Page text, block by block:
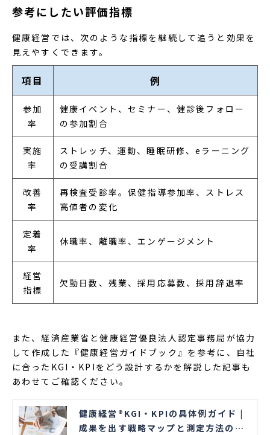
の担当者さまのなかには、「健康経営の
具体的なメリットは何か」「健康経営で
効果を得られた事例にはどのようなもの
があるか」と調べている方もいるのでは
ないでしょうか。この記事では、健康経
ついて紹介します。
参考にしたい評価指標
健康経営では、次のような指標を継続して追うと効果を
見えやすくできます。
項目 例
参加
率
健康イベント、セミナー、健診後フォロー
の参加割合
実施
率
ストレッチ、運動、睡眠研修、eラーニング
の受講割合
改善
率
再検査受診率。保健指導参加率、ストレス
高値者の変化
定着
率
休職率、離職率、エンゲージメント
経営
指標
欠勤日数、残業、採用応募数、採用辞退率
また、経済産業省と健康経営優良法人認定事務局が協力
して作成した『健康経営ガイドブック』を参考に、自社
に合ったKGI・KPIをどう設計するかを解説した記事も
あわせてご確認ください。
健康経営®KGI・KPIの具体例ガイド |
成果を出す戦略マップと測定方法の解